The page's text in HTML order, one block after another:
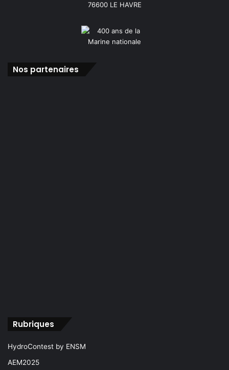
76600 LE HAVRE
Nos partenaires
Rubriques
HydroContest by ENSM
AEM2025